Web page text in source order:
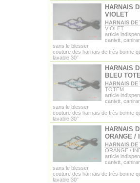
HARNAIS
VIOLET
HARNAIS
VIOLET
article
canivtt,
sans le blesser
couture des harnais de très bonne
lavable 30°
HARNAIS
BLEU
HARNAIS
TOTEM
article
canivtt,
sans le blesser
couture des harnais de très bonne
lavable 30°
HARNAIS
ORANGE /
HARNAIS
ORANGE /
article
canivtt,
sans le blesser
couture des harnais de très bonne
lavable 30°